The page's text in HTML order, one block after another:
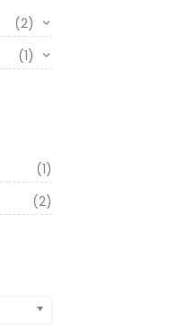
(2)
(1)
(1)
(2)